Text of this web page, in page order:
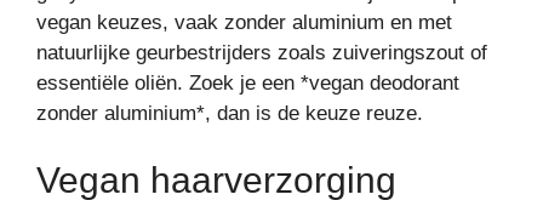
vegan keuzes, vaak zonder aluminium en met
natuurlijke geurbestrijders zoals zuiveringszout of
essentiële oliën. Zoek je een *vegan deodorant
zonder aluminium*, dan is de keuze reuze.
Vegan haarverzorging